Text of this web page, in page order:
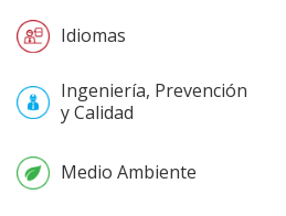
Idiomas
Ingeniería, Prevención
y Calidad
Medio Ambiente